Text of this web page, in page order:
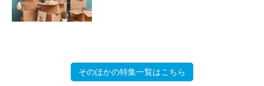
そのほかの特集一覧はこちら